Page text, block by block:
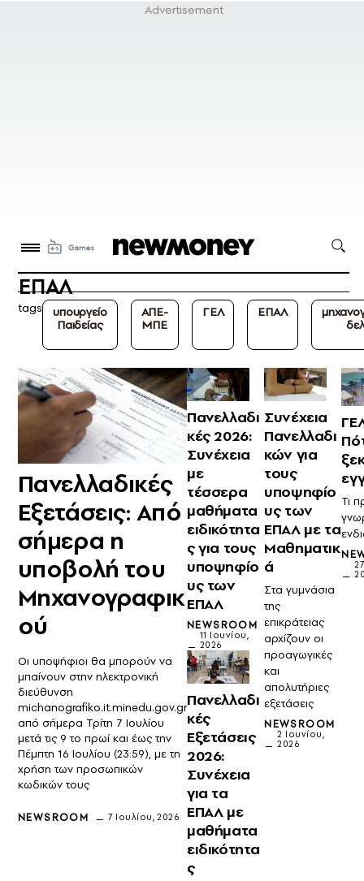
ΕΠΑΛ
tags
υπουργείο
Παιδείας
ΑΠΕ-
ΜΠΕ
ΓΕΛ ΕΠΑΛ
Πανελλαδικές
Εξετάσεις: Από
σήμερα η
υποβολή του
Μηχανογραφικ
ού
Οι υποψήφιοι θα μπορούν να
μπαίνουν στην ηλεκτρονική
διεύθυνση
michanografiko.it.minedu.gov.gr
από σήμερα Τρίτη 7 Ιουλίου
μετά τις 9 το πρωί και έως την
Πέμπτη 16 Ιουλίου (23:59), με τη
χρήση των προσωπικών
κωδικών τους
NEWSROOM 7 Ιουλίου, 2026
Πανελλαδι
κές 2026:
Συνέχεια
με
τέσσερα
μαθήματα
ειδικότητα
ς για τους
υποψηφίο
υς των
ΕΠΑΛ
NEWSROOM
11 Ιουνίου,
2026
Πανελλαδι
κές
Εξετάσεις
2026:
Συνέχεια
για τα
ΕΠΑΛ με
μαθήματα
ειδικότητα
ς
Συνέχεια
Πανελλαδι
κών για
τους
υποψηφίο
υς των
ΕΠΑΛ με τα
Μαθηματικ
ά
Στα γυμνάσια
της
επικράτειας
αρχίζουν οι
προαγωγικές
και
απολυτήριες
εξετάσεις
NEWSROOM
2 Ιουνίου,
2026
Τι